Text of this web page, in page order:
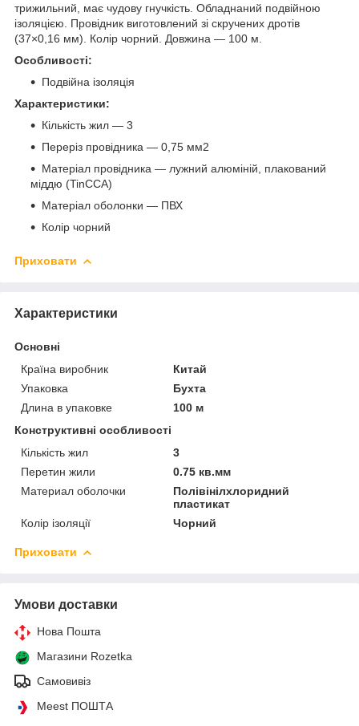
трижильний, має чудову гнучкість. Обладнаний подвійною
ізоляцією. Провідник виготовлений зі скручених дротів
(37×0,16 мм). Колір чорний. Довжина — 100 м.
Особливості:
Подвійна ізоляція
Характеристики:
Кількість жил — 3
Переріз провідника — 0,75 мм2
Матеріал провідника — лужний алюміній, плакований
міддю (TinCCA)
Матеріал оболонки — ПВХ
Колір чорний
Приховати
Характеристики
Основні
Країна виробник
Китай
Упаковка
Бухта
Длина в упаковке
100 м
Конструктивні особливості
Кількість жил
3
Перетин жили
0.75 кв.мм
Материал оболочки
Полівінілхлоридний
пластикат
Колір ізоляції
Чорний
Приховати
Умови доставки
Нова Пошта
Магазини Rozetka
Самовивіз
Meest ПОШТА